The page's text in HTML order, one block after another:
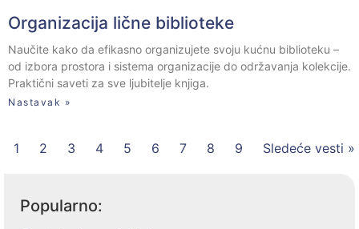
Organizacija lične biblioteke
Naučite kako da efikasno organizujete svoju kućnu biblioteku –
od izbora prostora i sistema organizacije do održavanja kolekcije.
Praktični saveti za sve ljubitelje knjiga.
Nastavak »
1 2 3 4 5 6 7 8 9 Sledeće vesti »
Popularno: